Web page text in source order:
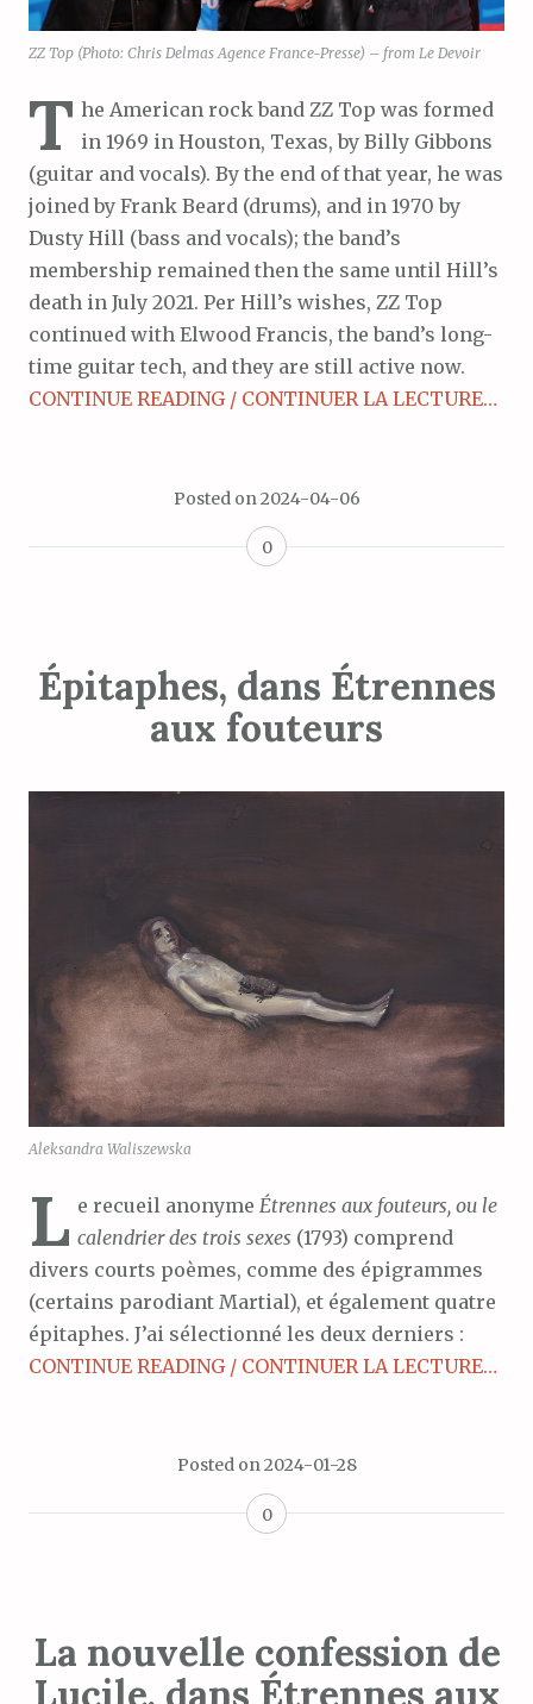
ZZ Top (Photo: Chris Delmas Agence France-Presse) – from Le Devoir
T he American rock band ZZ Top was formed
in 1969 in Houston, Texas, by Billy Gibbons
(guitar and vocals). By the end of that year, he was
joined by Frank Beard (drums), and in 1970 by
Dusty Hill (bass and vocals); the band’s
membership remained then the same until Hill’s
death in July 2021. Per Hill’s wishes, ZZ Top
continued with Elwood Francis, the band’s long-
time guitar tech, and they are still active now.
CONTINUE READING / CONTINUER LA LECTURE…
Posted on 2024-04-06
0
Épitaphes, dans Étrennes
aux fouteurs
Aleksandra Waliszewska
L e recueil anonyme Étrennes aux fouteurs, ou le
calendrier des trois sexes (1793) comprend
divers courts poèmes, comme des épigrammes
(certains parodiant Martial), et également quatre
épitaphes. J’ai sélectionné les deux derniers :
CONTINUE READING / CONTINUER LA LECTURE…
Posted on2024-01-28
0
La nouvelle confession de
Lucile, dans Étrennes aux